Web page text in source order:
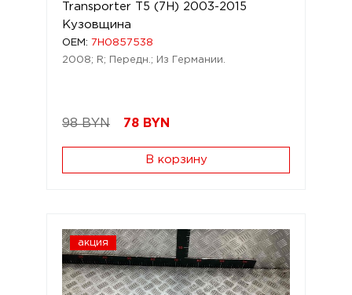
Transporter T5 (7H) 2003-2015
Кузовщина
OEM:
7H0857538
2008; R; Передн.; Из Германии.
98 BYN 78 BYN
В корзину
акция